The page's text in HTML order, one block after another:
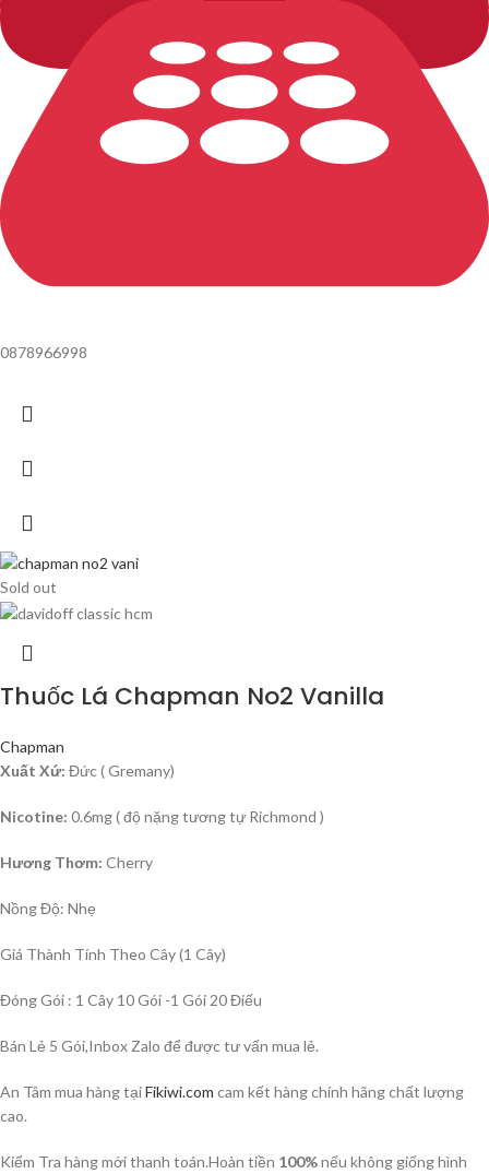
0878966998
Sold out
Thuốc Lá Chapman No2 Vanilla
Chapman
Xuất Xứ: Đức ( Gremany)
Nicotine: 0.6mg ( độ nặng tương tự Richmond )
Hương Thơm: Cherry
Nồng Độ: Nhẹ
Giá Thành Tính Theo Cây (1 Cây)
Đóng Gói : 1 Cây 10 Gói -1 Gói 20 Điếu
Bán Lẻ 5 Gói,Inbox Zalo để được tư vấn mua lẻ.
An Tâm mua hàng tạiFikiwi.com cam kết hàng chính hãng chất lượng
cao.
Kiểm Tra hàng mới thanh toán.Hoàn tiền 100%nếu không giống hình